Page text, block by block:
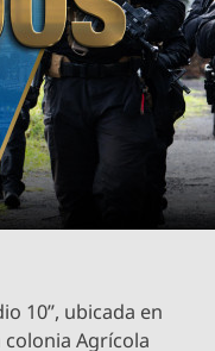
10”, ubicada en
colonia Agrícola